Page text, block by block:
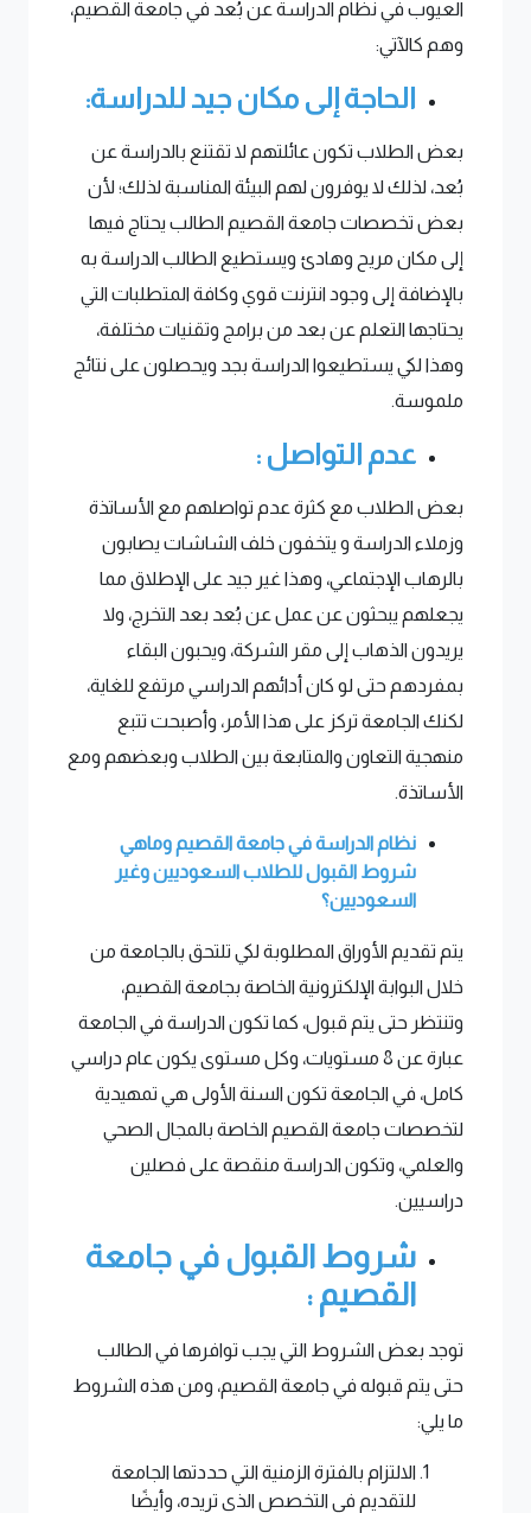
العيوب في نظام الدراسة عن بُعد في جامعة القصيم،
وهم كالآتي:
الحاجة إلى مكان جيد للدراسة:
بعض الطلاب تكون عائلتهم لا تقتنع بالدراسة عن
بُعد، لذلك لا يوفرون لهم البيئة المناسبة لذلك؛ لأن
بعض تخصصات جامعة القصيم الطالب يحتاج فيها
إلى مكان مريح وهادئ ويستطيع الطالب الدراسة به
بالإضافة إلى وجود انترنت قوي وكافة المتطلبات التي
يحتاجها التعلم عن بعد من برامج وتقنيات مختلفة،
وهذا لكي يستطيعوا الدراسة بجد ويحصلون على نتائج
ملموسة.
عدم التواصل :
بعض الطلاب مع كثرة عدم تواصلهم مع الأساتذة
وزملاء الدراسة و يتخفون خلف الشاشات يصابون
بالرهاب الإجتماعي، وهذا غير جيد على الإطلاق مما
يجعلهم يبحثون عن عمل عن بُعد بعد التخرج، ولا
يريدون الذهاب إلى مقر الشركة، ويحبون البقاء
بمفردهم حتى لو كان أدائهم الدراسي مرتفع للغاية،
لكنك الجامعة تركز على هذا الأمر، وأصبحت تتبع
منهجية التعاون والمتابعة بين الطلاب وبعضهم ومع
الأساتذة.
نظام الدراسة في جامعة القصيم وماهي
شروط القبول للطلاب السعوديين وغير
السعوديين؟
يتم تقديم الأوراق المطلوبة لكي تلتحق بالجامعة من
خلال البوابة الإلكترونية الخاصة بجامعة القصيم،
وتنتظر حتى يتم قبول، كما تكون الدراسة في الجامعة
عبارة عن 8 مستويات، وكل مستوى يكون عام دراسي
كامل، في الجامعة تكون السنة الأولى هي تمهيدية
لتخصصات جامعة القصيم الخاصة بالمجال الصحي
والعلمي، وتكون الدراسة منقصة على فصلين
دراسيين.
شروط القبول في جامعة
القصيم :
توجد بعض الشروط التي يجب توافرها في الطالب
حتى يتم قبوله في جامعة القصيم، ومن هذه الشروط
ما يلي:
الالتزام بالفترة الزمنية التي حددتها الجامعة
للتقديم في التخصص الذي تريده، وأيضًا